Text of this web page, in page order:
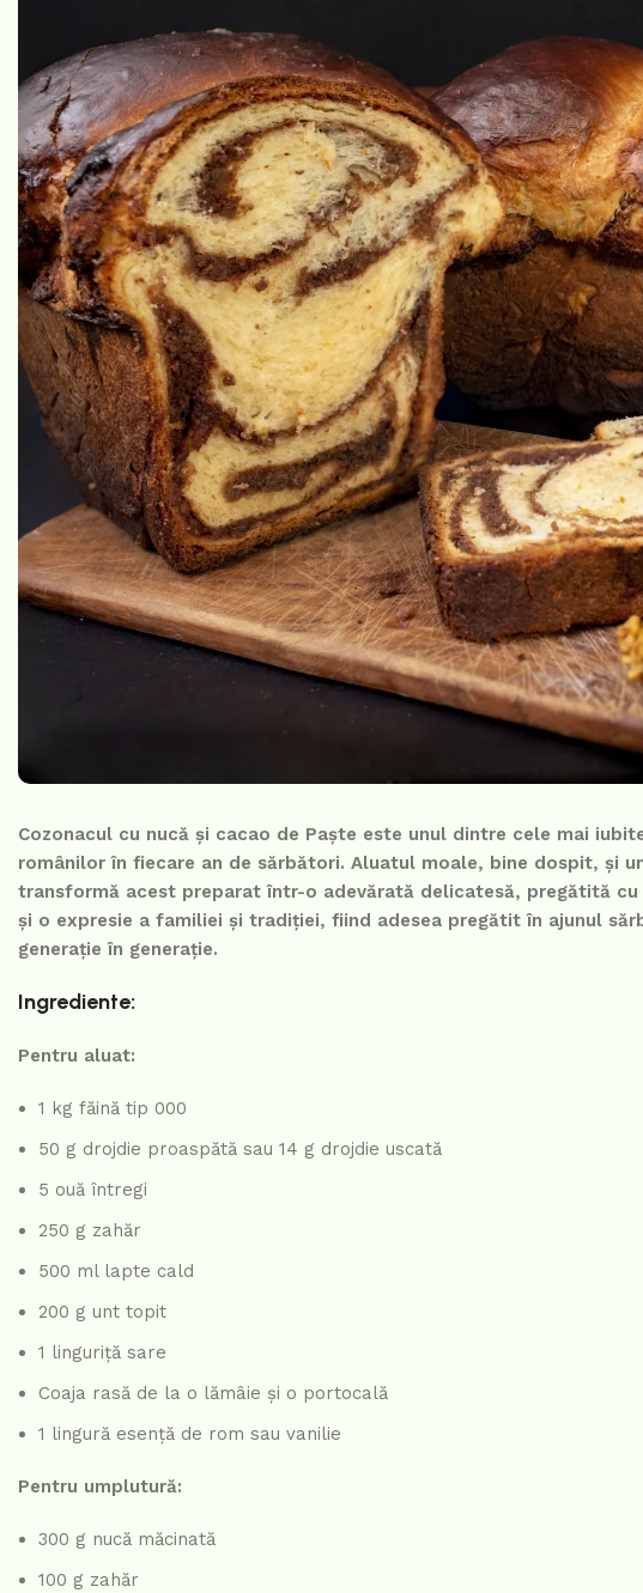
Cozonacul cu nucă și cacao de Paște este unul dintre cele mai
românilor în fiecare an de sărbători. Aluatul moale, bine dospit, și
transformă acest preparat într-o adevărată delicatesă, pregătită
și o expresie a familiei și tradiției, fiind adesea pregătit în ajunul
generație în generație.
Ingrediente:
Pentru aluat:
1 kg făină tip 000
50 g drojdie proaspătă sau 14 g drojdie uscată
5 ouă întregi
250 g zahăr
500 ml lapte cald
200 g unt topit
1 linguriță sare
Coaja rasă de la o lămâie și o portocală
1 lingură esență de rom sau vanilie
Pentru umplutură:
300 g nucă măcinată
100 g zahăr